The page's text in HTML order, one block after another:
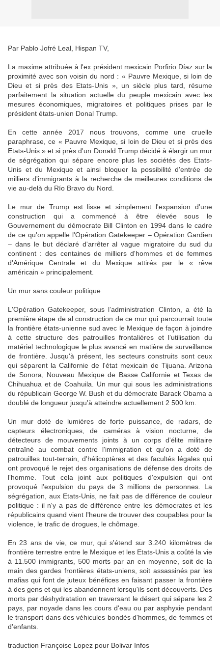
Par Pablo Jofré Leal, Hispan TV,
La maxime attribuée à l'ex président mexicain Porfirio Díaz sur la
proximité avec son voisin du nord : « Pauvre Mexique, si loin de
Dieu et si près des Etats-Unis », un siècle plus tard, résume
parfaitement la situation actuelle du peuple mexicain avec les
mesures économiques, migratoires et politiques prises par le
président états-unien Donal Trump.
En cette année 2017 nous trouvons, comme une cruelle
paraphrase, ce « Pauvre Mexique, si loin de Dieu et si près des
Etats-Unis » et si près d'un Donald Trump décidé à élargir un mur
de ségrégation qui sépare encore plus les sociétés des Etats-
Unis et du Mexique et ainsi bloquer la possibilité d'entrée de
milliers d'immigrants à la recherche de meilleures conditions de
vie au-delà du Río Bravo du Nord.
Le mur de Trump est lisse et simplement l'expansion d'une
construction qui a commencé à être élevée sous le
Gouvernement du démocrate Bill Clinton en 1994 dans le cadre
de ce qu'on appelle l'Opération Gatekeeper – Opération Gardien
– dans le but déclaré d'arrêter al vague migratoire du sud du
continent : des centaines de milliers d'hommes et de femmes
d'Amérique Centrale et du Mexique attirés par le « rêve
américain » principalement.
Un mur sans couleur politique
L'Opération Gatekeeper, sous l’administration Clinton, a été la
première étape de al construction de ce mur qui parcourrait toute
la frontière états-unienne sud avec le Mexique de façon à joindre
à cette structure des patrouilles frontalières et l’utilisation du
matériel technologique le plus avancé en matière de surveillance
de frontière. Jusqu'à présent, les secteurs construits sont ceux
qui séparent la Californie de l'état mexicain de Tijuana. Arizona
de Sonora, Nouveau Mexique de Basse Californie et Texas de
Chihuahua et de Coahuila. Un mur qui sous les administrations
du républicain George W. Bush et du démocrate Barack Obama a
doublé de longueur jusqu'à atteindre actuellement 2 500 km.
Un mur doté de lumières de forte puissance, de radars, de
capteurs électroniques, de caméras à vision nocturne, de
détecteurs de mouvements joints à un corps d'élite militaire
entraîné au combat contre l'immigration et qu'on a doté de
patrouilles tout-terrain, d'hélicoptères et des facultés légales qui
ont provoqué le rejet des organisations de défense des droits de
l'homme. Tout cela joint aux politiques d'expulsion qui ont
provoqué l'expulsion du pays de 3 millions de personnes. La
ségrégation, aux Etats-Unis, ne fait pas de différence de couleur
politique : il n'y a pas de différence entre les démocrates et les
républicains quand vient l'heure de trouver des coupables pour la
violence, le trafic de drogues, le chômage.
En 23 ans de vie, ce mur, qui s'étend sur 3.240 kilomètres de
frontière terrestre entre le Mexique et les Etats-Unis a coûté la vie
à 11.500 immigrants, 500 morts par an en moyenne, soit de la
main des gardes frontières états-uniens, soit assassinés par les
mafias qui font de juteux bénéfices en faisant passer la frontière
à des gens et qui les abandonnent lorsqu'ils sont découverts. Des
morts par déshydratation en traversant le désert qui sépare les 2
pays, par noyade dans les cours d'eau ou par asphyxie pendant
le transport dans des véhicules bondés d'hommes, de femmes et
d'enfants.
traduction Françoise Lopez pour Bolivar Infos